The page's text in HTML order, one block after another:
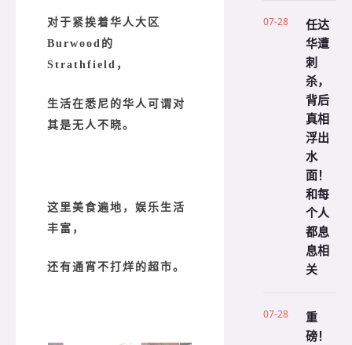
对于紧挨着华人大区
Burwood的
Strathfield，
生活在悉尼的华人可谓对
其是无人不晓。
这里美食遍地，娱乐生活
丰富，
还有通宵不打烊的超市。
07-28
任达
华遭
刺
杀，
背后
真相
浮出
水
面！
和每
个人
都息
息相
关
07-28
重
磅！